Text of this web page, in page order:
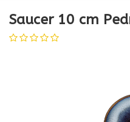
Saucer 10 cm